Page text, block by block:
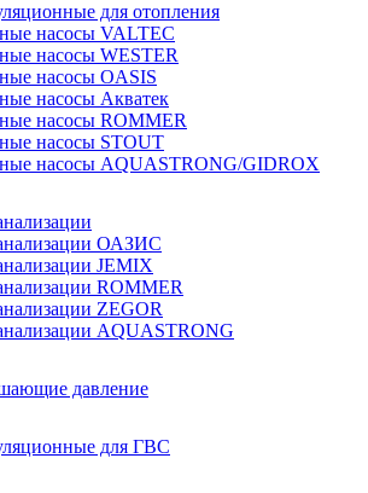
для отопления
насосы VALTEC
насосы WESTER
насосы OASIS
насосы Акватек
насосы ROMMER
насосы STOUT
насосы AQUASTRONG/GIDROX
ОАЗИС
JEMIX
ROMMER
ZEGOR
AQUASTRONG
давление
для ГВС